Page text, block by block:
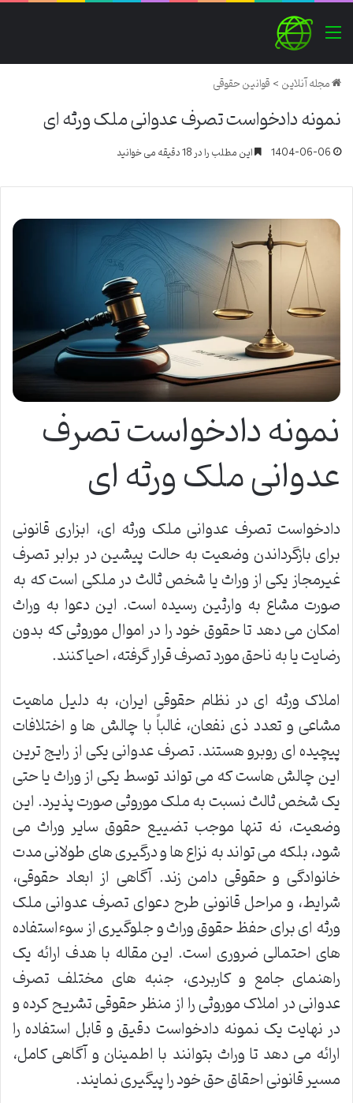
منو
مجله آنلاین>قوانین حقوقی
نمونه دادخواست تصرف عدوانی ملک ورثه ای
1404-06-06 این مطلب را در 18 دقیقه می خوانید
نمونه دادخواست تصرف
عدوانی ملک ورثه ای
دادخواست تصرف عدوانی ملک ورثه ای، ابزاری قانونی
برای بازگرداندن وضعیت به حالت پیشین در برابر تصرف
غیرمجاز یکی از وراث یا شخص ثالث در ملکی است که به
صورت مشاع به وارثین رسیده است. این دعوا به وراث
امکان می دهد تا حقوق خود را در اموال موروثی که بدون
رضایت یا به ناحق مورد تصرف قرار گرفته، احیا کنند.
املاک ورثه ای در نظام حقوقی ایران، به دلیل ماهیت
مشاعی و تعدد ذی نفعان، غالباً با چالش ها و اختلافات
پیچیده ای روبرو هستند. تصرف عدوانی یکی از رایج ترین
این چالش هاست که می تواند توسط یکی از وراث یا حتی
یک شخص ثالث نسبت به ملک موروثی صورت پذیرد. این
وضعیت، نه تنها موجب تضییع حقوق سایر وراث می
شود، بلکه می تواند به نزاع ها و درگیری های طولانی مدت
خانوادگی و حقوقی دامن زند. آگاهی از ابعاد حقوقی،
شرایط، و مراحل قانونی طرح دعوای تصرف عدوانی ملک
ورثه ای برای حفظ حقوق وراث و جلوگیری از سوءاستفاده
های احتمالی ضروری است. این مقاله با هدف ارائه یک
راهنمای جامع و کاربردی، جنبه های مختلف تصرف
عدوانی در املاک موروثی را از منظر حقوقی تشریح کرده و
در نهایت یک نمونه دادخواست دقیق و قابل استفاده را
ارائه می دهد تا وراث بتوانند با اطمینان و آگاهی کامل،
مسیر قانونی احقاق حق خود را پیگیری نمایند.